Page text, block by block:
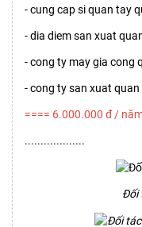
- cung cap si quan tay
- dia diem san xuat
- cong ty may gia cong
- cong ty san xuat
==== 6.000.000 đ /
...................
Đối